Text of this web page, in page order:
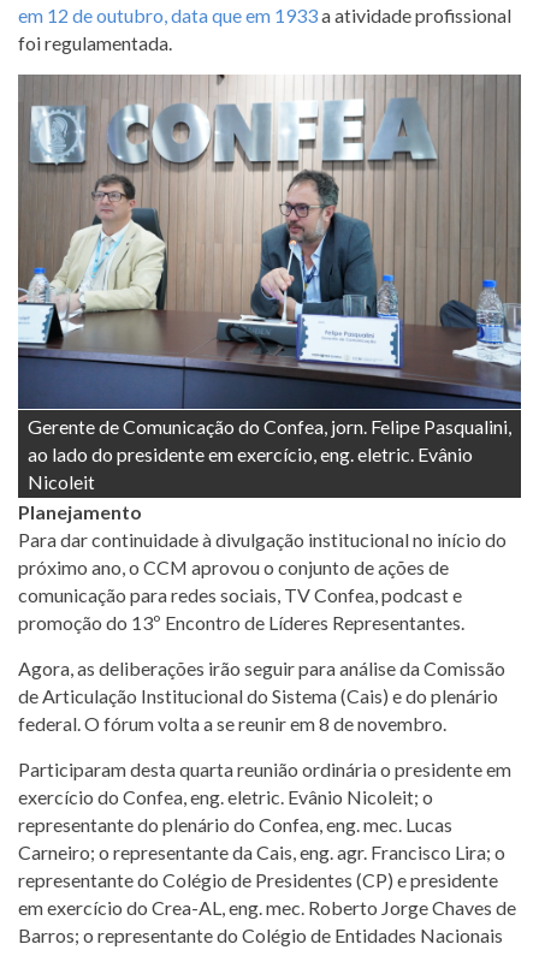
em 12 de outubro, data que em 1933a atividade profissional
foi regulamentada.
Gerente de Comunicação do Confea, jorn. Felipe Pasqualini,
ao lado do presidente em exercício, eng. eletric. Evânio
Nicoleit
Planejamento
Para dar continuidade à divulgação institucional no início do
próximo ano, o CCM aprovou o conjunto de ações de
comunicação para redes sociais, TV Confea, podcast e
promoção do 13º Encontro de Líderes Representantes.
Agora, as deliberações irão seguir para análise da Comissão
de Articulação Institucional do Sistema (Cais) e do plenário
federal. O fórum volta a se reunir em 8 de novembro.
Participaram desta quarta reunião ordinária o presidente em
exercício do Confea, eng. eletric. Evânio Nicoleit; o
representante do plenário do Confea, eng. mec. Lucas
Carneiro; o representante da Cais, eng. agr. Francisco Lira; o
representante do Colégio de Presidentes (CP) e presidente
em exercício do Crea-AL, eng. mec. Roberto Jorge Chaves de
Barros; o representante do Colégio de Entidades Nacionais